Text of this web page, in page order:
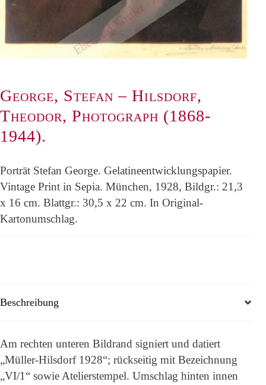
George, Stefan – Hilsdorf,
Theodor, Photograph (1868-
1944).
Porträt Stefan George. Gelatineentwicklungspapier.
Vintage Print in Sepia. München, 1928, Bildgr.: 21,3
x 16 cm. Blattgr.: 30,5 x 22 cm. In Original-
Kartonumschlag.
Beschreibung
Am rechten unteren Bildrand signiert und datiert
„Müller-Hilsdorf 1928“; rückseitig mit Bezeichnung
„VI/1“ sowie Atelierstempel. Umschlag hinten innen